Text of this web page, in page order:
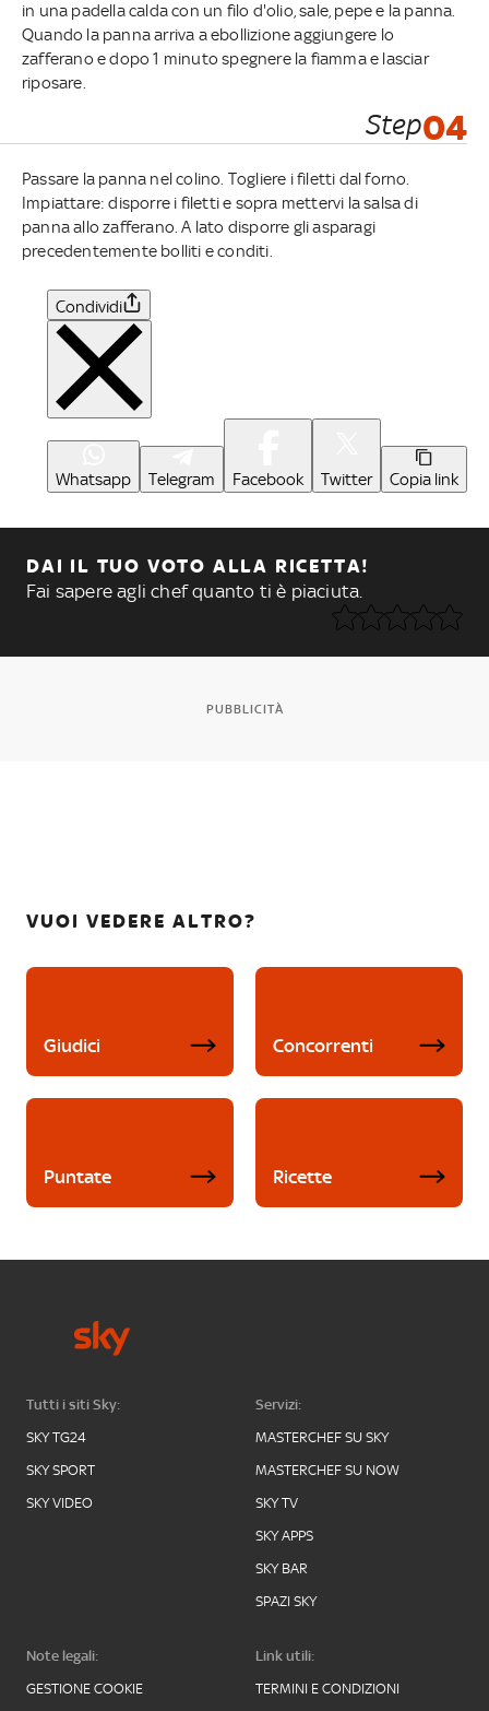
in una padella calda con un filo d'olio, sale, pepe e la panna.
Quando la panna arriva a ebollizione aggiungere lo
zafferano e dopo 1 minuto spegnere la fiamma e lasciar
riposare.
Step04
Passare la panna nel colino. Togliere i filetti dal forno.
Impiattare: disporre i filetti e sopra mettervi la salsa di
panna allo zafferano. A lato disporre gli asparagi
precedentemente bolliti e conditi.
Condividi
Whatsapp Telegram Facebook Twitter Copia link
DAI IL TUO VOTO ALLA RICETTA!
Fai sapere agli chef quanto ti è piaciuta.
PUBBLICITÀ
VUOI VEDERE ALTRO?
Giudici Concorrenti
Puntate Ricette
Tutti i siti Sky:
SKY TG24
SKY SPORT
SKY VIDEO
Servizi:
MASTERCHEF SU SKY
MASTERCHEF SU NOW
SKY TV
SKY APPS
SKY BAR
SPAZI SKY
Note legali:
GESTIONE COOKIE
Link utili:
TERMINI E CONDIZIONI